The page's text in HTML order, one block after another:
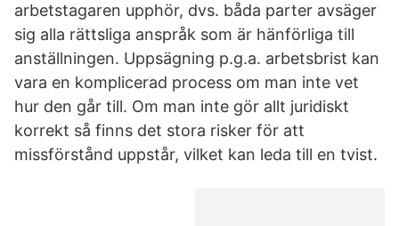
arbetstagaren upphör, dvs. båda parter avsäger
sig alla rättsliga anspråk som är hänförliga till
anställningen. Uppsägning p.g.a. arbetsbrist kan
vara en komplicerad process om man inte vet
hur den går till. Om man inte gör allt juridiskt
korrekt så finns det stora risker för att
missförstånd uppstår, vilket kan leda till en tvist.